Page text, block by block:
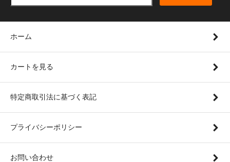
ホーム
カートを見る
特定商取引法に基づく表記
プライバシーポリシー
お問い合わせ